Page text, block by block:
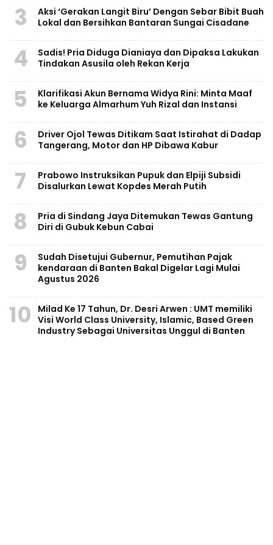
3
Aksi ‘Gerakan Langit Biru’ Dengan Sebar Bibit Buah
Lokal dan Bersihkan Bantaran Sungai Cisadane
4
Sadis! Pria Diduga Dianiaya dan Dipaksa Lakukan
Tindakan Asusila oleh Rekan Kerja
5
Klarifikasi Akun Bernama Widya Rini: Minta Maaf
ke Keluarga Almarhum Yuh Rizal dan Instansi
6
Driver Ojol Tewas Ditikam Saat Istirahat di Dadap
Tangerang, Motor dan HP Dibawa Kabur
7
Prabowo Instruksikan Pupuk dan Elpiji Subsidi
Disalurkan Lewat Kopdes Merah Putih
8
Pria di Sindang Jaya Ditemukan Tewas Gantung
Diri di Gubuk Kebun Cabai
9
Sudah Disetujui Gubernur, Pemutihan Pajak
kendaraan di Banten Bakal Digelar Lagi Mulai
Agustus 2026
10
Milad Ke 17 Tahun, Dr. Desri Arwen : UMT memiliki
Visi World Class University, Islamic, Based Green
Industry Sebagai Universitas Unggul di Banten